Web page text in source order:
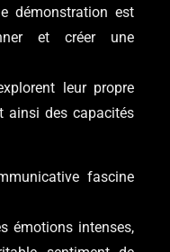
démonstration est
et créer une
leur propre
ainsi des capacités
fascine
émotions intenses,